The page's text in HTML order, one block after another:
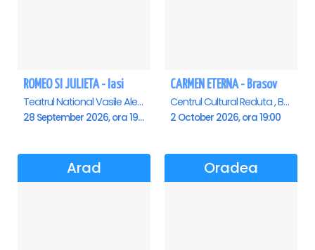
ROMEO SI JULIETA - Iasi
Teatrul National Vasile Alecsandri , Iasi
28 September 2026, ora 19:00
CARMEN ETERNA - Brasov
Centrul Cultural Reduta , Brasov
2 October 2026, ora 19:00
Arad Oradea